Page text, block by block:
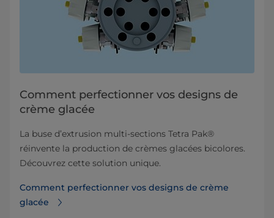
Comment perfectionner vos designs de
crème glacée
La buse d’extrusion multi-sections Tetra Pak®
réinvente la production de crèmes glacées bicolores.
Découvrez cette solution unique.
Comment perfectionner vos designs de crème
glacée